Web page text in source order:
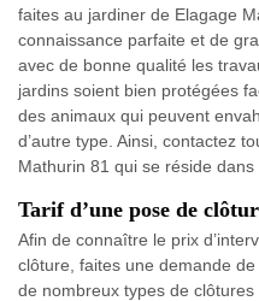
faites au jardiner de Elagage
connaissance parfaite et de
avec de bonne qualité les
jardins soient bien protégées
des animaux qui peuvent
d’autre type. Ainsi, contactez
Mathurin 81 qui se réside dans
Tarif d’une pose de
Afin de connaître le prix
clôture, faites une demande
de nombreux types de